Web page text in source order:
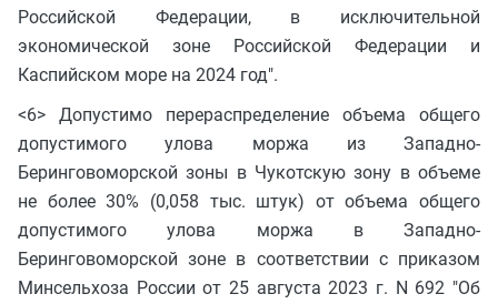
Российской Федерации, в исключительной
экономической зоне Российской Федерации и
Каспийском море на 2024 год".
<6> Допустимо перераспределение объема общего
допустимого улова моржа из Западно-
Беринговоморской зоны в Чукотскую зону в объеме
не более 30% (0,058 тыс. штук) от объема общего
допустимого улова моржа в Западно-
Беринговоморской зоне в соответствии с приказом
Минсельхоза России от 25 августа 2023 г. N 692 "Об